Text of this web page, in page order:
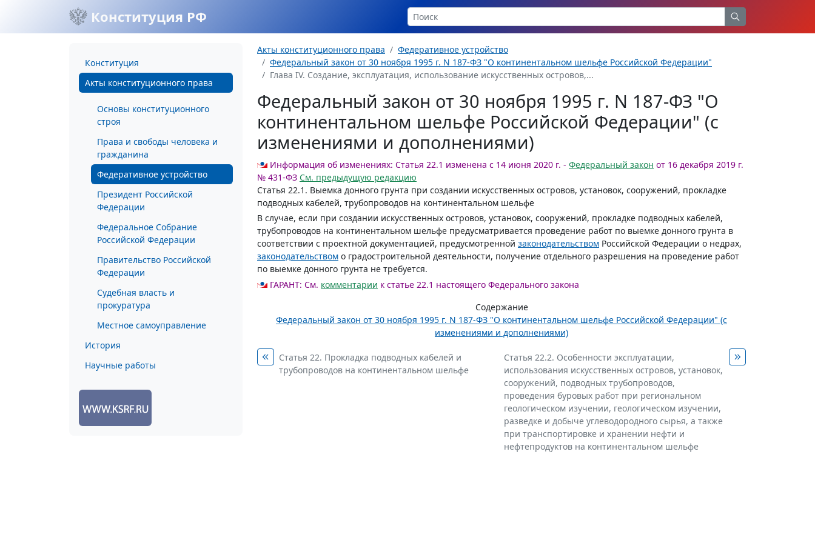
Конституция РФ
Конституция
Акты конституционного права
Основы конституционного
строя
Права и свободы человека и
гражданина
Федеративное устройство
Президент Российской
Федерации
Федеральное Собрание
Российской Федерации
Правительство Российской
Федерации
Судебная власть и
прокуратура
Местное самоуправление
История
Научные работы
Акты конституционного права
Федеративное устройство
Федеральный закон от 30 ноября 1995 г. N 187-ФЗ "О континентальном шельфе Российской Федерации"
Глава IV. Создание, эксплуатация, использование искусственных островов,...
Федеральный закон от 30 ноября 1995 г. N 187-ФЗ "О
континентальном шельфе Российской Федерации" (с
изменениями и дополнениями)
Информация об изменениях: Статья 22.1 изменена с 14 июня 2020 г. - Федеральный закон от 16 декабря 2019 г.
№ 431-ФЗ См. предыдущую редакцию
Статья 22.1. Выемка донного грунта при создании искусственных островов, установок, сооружений, прокладке
подводных кабелей, трубопроводов на континентальном шельфе
В случае, если при создании искусственных островов, установок, сооружений, прокладке подводных кабелей,
трубопроводов на континентальном шельфе предусматривается проведение работ по выемке донного грунта в
соответствии с проектной документацией, предусмотренной законодательством Российской Федерации о недрах,
законодательством о градостроительной деятельности, получение отдельного разрешения на проведение работ
по выемке донного грунта не требуется.
ГАРАНТ: См. комментарии к статье 22.1 настоящего Федерального закона
Содержание
Федеральный закон от 30 ноября 1995 г. N 187-ФЗ "О континентальном шельфе Российской Федерации" (с
изменениями и дополнениями)
Статья 22. Прокладка подводных кабелей и
трубопроводов на континентальном шельфе
Статья 22.2. Особенности эксплуатации,
использования искусственных островов, установок,
сооружений, подводных трубопроводов,
проведения буровых работ при региональном
геологическом изучении, геологическом изучении,
разведке и добыче углеводородного сырья, а также
при транспортировке и хранении нефти и
нефтепродуктов на континентальном шельфе